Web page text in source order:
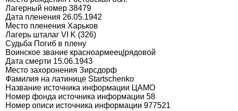
Лагерный номер 38479
Дата пленения 26.05.1942
Место пленения Харьков
Лагерь шталаг VI K (326)
Судьба Погиб в плену
Воинское звание красноармеец|рядовой
Дата смерти 15.06.1943
Место захоронения Зирсдорф
Фамилия на латинице Startschenko
Название источника информации ЦАМО
Номер фонда источника информации 58
Номер описи источника информации 977521